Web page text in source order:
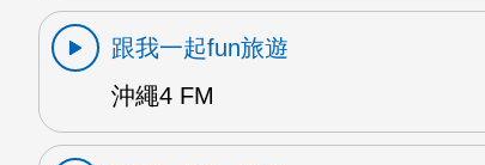
跟我一起fun旅遊
沖繩4 FM